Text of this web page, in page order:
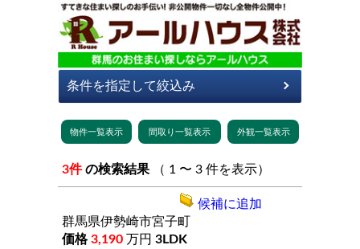
3件 の検索結果 （ 1 〜 3 件を表示）
群馬県伊勢崎市宮子町
3,190 万円 3LDK
候補に追加